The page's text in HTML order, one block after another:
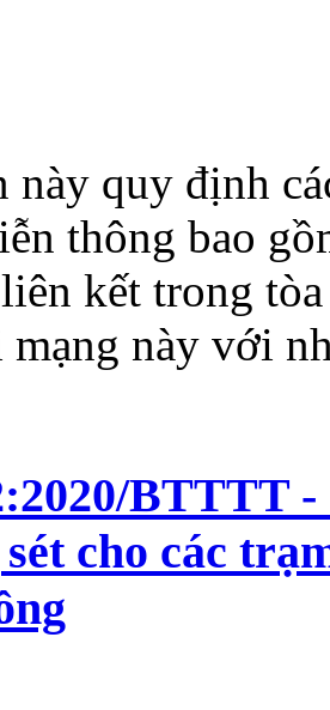
này quy định
thông bao
kết trong
này với
BTTTT
cho các